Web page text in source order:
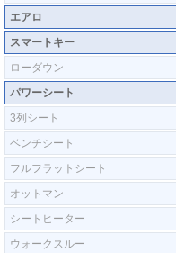
エアロ
スマートキー
ローダウン
パワーシート
3列シート
ベンチシート
フルフラットシート
オットマン
シートヒーター
ウォークスルー